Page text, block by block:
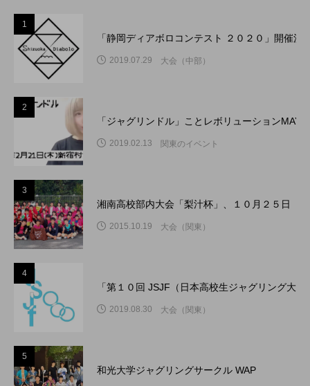
1
「静岡ディアボロコンテスト ２０２０」開催
2019.07.29 大会（中部）
2
「ジャグリンドル」ことレボリューション
2019.02.13 関東のイベント
3
湘南高校部内大会「梨汁杯」、１０月２５日（
2015.10.19 大会（関東）
4
「第１０回 JSJF（日本高校生ジャグリング大
2019.08.30 大会（関東）
5
和光大学ジャグリングサークル WAP